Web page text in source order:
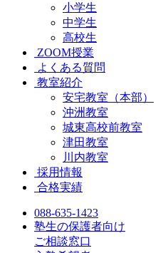
小学生
中学生
高校生
ZOOM授業
よくある質問
教室紹介
安宅教室（本部）
沖洲教室
城東高校前教室
津田教室
川内教室
採用情報
合格実績
088-635-1423
塾生の保護者向け
ご相談窓口